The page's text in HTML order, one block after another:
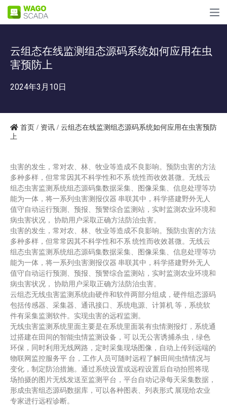
云组态在线监测组态源码系统如何应用在虫
害预防上
2024年3月10日
首页 / 资讯 / 云组态在线监测组态源码系统如何应用在虫害预防
上
虫害的发生，常对农、林、牧业等造成不良影响。预防虫害的方法
多种多样，但常常因其不科学性和不系 统性而收效甚微。无线云
组态虫害监测系统组态源码集数据采集、图像采集、信息处理等功
能为一体，将一系列虫害测报仪器 串联其中，科学搭建野外无人
值守自动运行预測、预报、预警综合监测站，实时监測农业环境和
病虫害状况， 协助用户采取正确方法防治虫害。
虫害的发生，常对农、林、牧业等造成不良影响。预防虫害的方法
多种多样，但常常因其不科学性和不系 统性而收效甚微。无线云
组态虫害监测系统组态源码集数据采集、图像采集、信息处理等功
能为一体，将一系列虫害测报仪器 串联其中，科学搭建野外无人
值守自动运行预測、预报、预警综合监测站，实时监測农业环境和
病虫害状况， 协助用户采取正确方法防治虫害。
云组态无线虫害监测系统由硬件和软件两部分组成，硬件组态源码
包括传感器、采集器、通讯接口、系统电源、计算机 等，系统软
件有采集监测软件。实现虫害的远程监测。
无线虫害监测系统里面主要是在系统里面装有虫情测报灯，系统通
过搭建在田间的智能虫情监测设备，可 以无公害诱捕杀虫，绿色
环保，同时利用无线网路，定时采集现场图像，自动上传到远端的
物联网监控服务平 台，工作人员可随时远程了解田间虫情情况与
变化，制定防治措施。通过系统设置或远程设置后自动拍照将现
场拍摄的图片无线发送至监测平台，平台自动记录每天采集数据，
形成虫害组态源码数据库，可以各种图表、列表形式 展现给农业
专家进行远程诊断。